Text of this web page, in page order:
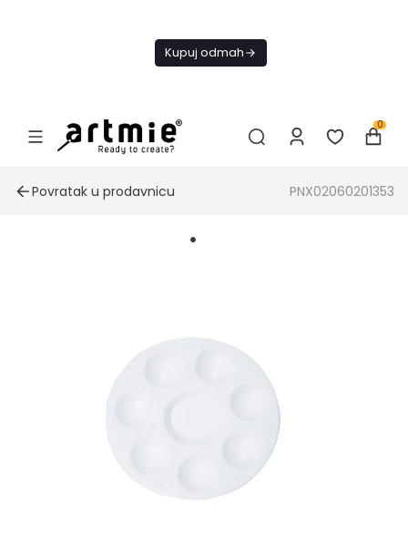
Kupuj odmah
0
Povratak u prodavnicu PNX02060201353